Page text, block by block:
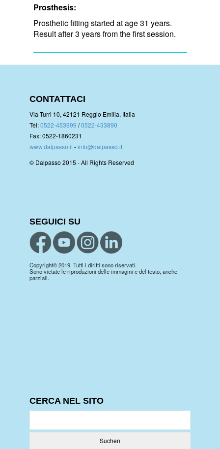
Prosthesis:
Prosthetic fitting started at age 31 years.
Result after 3 years from the first session.
CONTATTACI
Via Turri 10, 42121 Reggio Emilia, Italia
Tel:0522-453999 /0522-433890
Fax: 0522-1860231
www.dalpasso.it-info@dalpasso.it
© Dalpasso 2015 - All Rights Reserved
SEGUICI SU
Copyright© 2019. Tutti i diritti sono riservati.
Sono vietate le riproduzioni delle immagini e del testo, anche
parziali.
CERCA NEL SITO